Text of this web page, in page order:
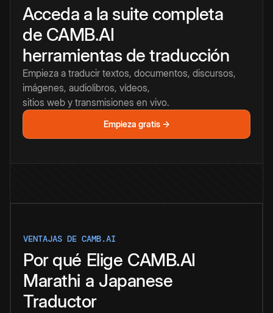
Acceda a la suite completa
de CAMB.AI
herramientas de traducción
Empieza a traducir textos, documentos, discursos,
imágenes, audiolibros, vídeos,
sitios web y transmisiones en vivo.
Empieza gratis →
VENTAJAS DE CAMB.AI
Por qué Elige CAMB.AI
Marathi a Japanese
Traductor